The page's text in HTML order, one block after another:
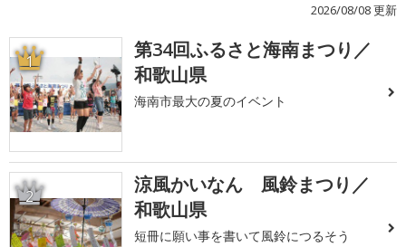
2026/08/08 更新
1
第34回ふるさと海南まつり／
和歌山県
海南市最大の夏のイベント
2
涼風かいなん 風鈴まつり／
和歌山県
短冊に願い事を書いて風鈴につるそう